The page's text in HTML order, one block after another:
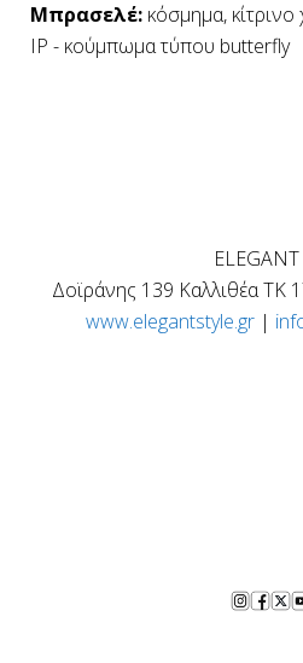
Μπρασελέ: κόσμημα,
IP - κούμπωμα τύπου butterfly
Δοϊράνης 139 Καλλιθέα ΤΚ
www.elegantstyle.gr|